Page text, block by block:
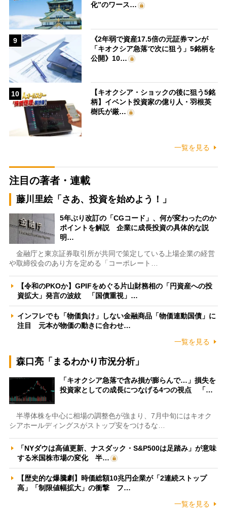
化”のワース…
9
《2年弱で資産17.5倍の元証券マンが
「キオクシア急落で次に狙う」5銘柄を
公開》10…
10
【キオクシア・ショックの後に狙う5銘
柄】イベント投資家の億り人・羽根英
樹氏が厳…
一覧を見る
注目の著者・連載
藤川里絵「さあ、投資を始めよう！」
5年ぶり改訂の「CGコード」、何が変わったのか
ポイントを解説 企業に成長投資の具体的な説
明…
金融庁と東京証券取引所が共同で策定している上場企業の経営
や取締役会のあり方を定める「コーポレート…
【令和のPKOか】GPIFをめぐる片山財務相の「円資産への投
資拡大」発言の波紋 「国債重視」…
インフレでも「物価負け」しない金融商品「物価連動国債」に
注目 元本が物価の動きに合わせ…
一覧を見る
森口亮「まるわかり市況分析」
「キオクシア急落で含み損が膨らんで…」損失を
投資家としての成長につなげる4つの視点 「…
半導体株を中心に相場の調整色が強まり、7月中旬にはキオク
シアホールディングスがストップ安をつけるな…
「NYダウは高値更新、ナスダック・S&P500は足踏み」が意味
する米国株市場の変化 半…
【歴史的な爆騰劇】時価総額10兆円企業が「2連続ストップ
高」「制限値幅拡大」の衝撃 フ…
一覧を見る